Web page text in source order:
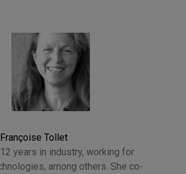
Tollet
years in industry, working for
among others. She co-